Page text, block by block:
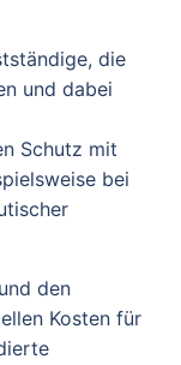
die
und dabei
Schutz mit
bei
den
Kosten für